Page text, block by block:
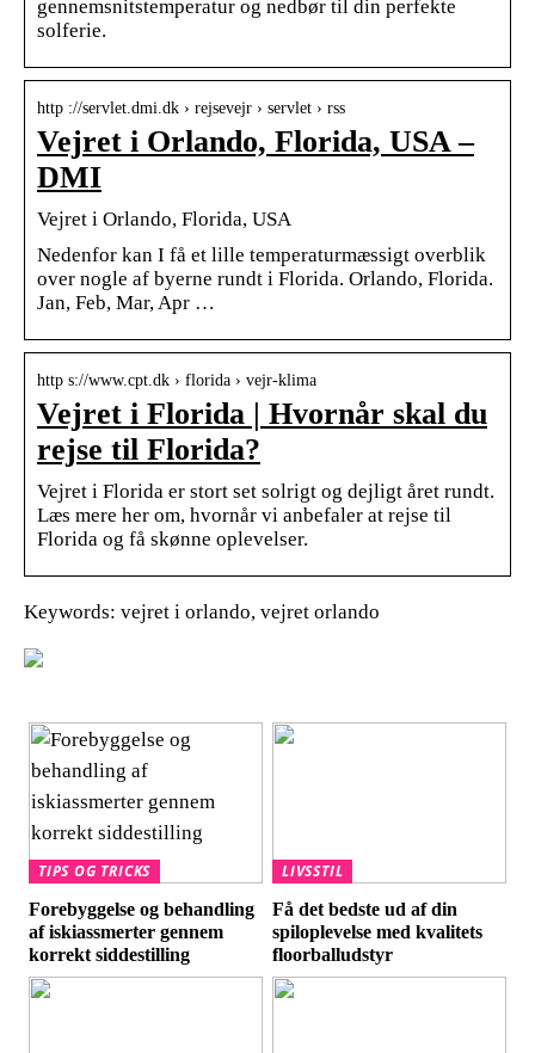
gennemsnitstemperatur og nedbør til din perfekte
solferie.
http ://servlet.dmi.dk › rejsevejr › servlet › rss
Vejret i Orlando, Florida, USA –
DMI
Vejret i Orlando, Florida, USA
Nedenfor kan I få et lille temperaturmæssigt overblik
over nogle af byerne rundt i Florida. Orlando, Florida.
Jan, Feb, Mar, Apr …
http s://www.cpt.dk › florida › vejr-klima
Vejret i Florida | Hvornår skal du
rejse til Florida?
Vejret i Florida er stort set solrigt og dejligt året rundt.
Læs mere her om, hvornår vi anbefaler at rejse til
Florida og få skønne oplevelser.
Keywords: vejret i orlando, vejret orlando
TIPS OG TRICKS
Forebyggelse og behandling
af iskiassmerter gennem
korrekt siddestilling
LIVSSTIL
Få det bedste ud af din
spiloplevelse med kvalitets
floorballudstyr